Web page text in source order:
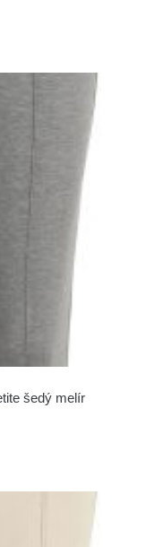
šedý melír